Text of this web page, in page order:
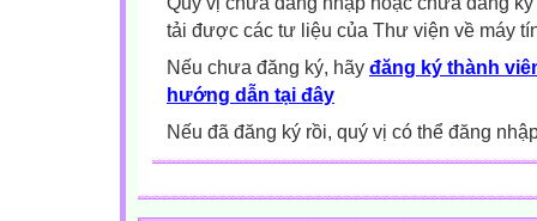
tải được các tư liệu của Thư viện về máy
Nếu chưa đăng ký, hãy đăng ký thành
hướng dẫn tại đây
Nếu đã đăng ký rồi, quý vị có thể đăng